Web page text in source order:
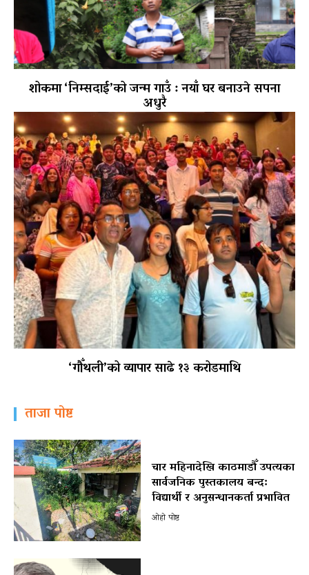
शोकमा ‘निम्सदाई’को जन्म गाउँ : नयाँ घर बनाउने सपना
अधुरै
‘गौँथली’को व्यापार साढे १३ करोडमाथि
ताजा पोष्ट
चार महिनादेखि काठमाडौँ उपत्यका
सार्वजनिक पुस्तकालय बन्द:
विद्यार्थी र अनुसन्धानकर्ता प्रभावित
ओहो पोष्ट